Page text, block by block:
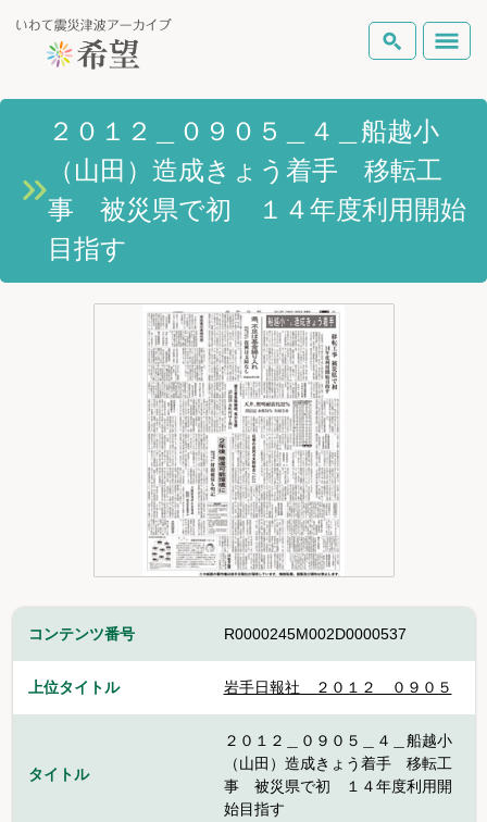
岩手県の被害状況
復興の軌跡
Foreign Laguage
検索
テーマから探す 地図から探す 詳細検索
２０１２＿０９０５＿４＿船越小
（山田）造成きょう着手 移転工
事 被災県で初 １４年度利用開始
目指す
コンテンツ番号 R0000245M002D0000537
上位タイトル 岩手日報社＿２０１２＿０９０５
タイトル
２０１２＿０９０５＿４＿船越小
（山田）造成きょう着手 移転工
事 被災県で初 １４年度利用開
始目指す